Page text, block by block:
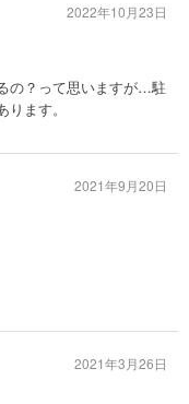
の？って思いますが…駐
ます。
2022年10月23日
2021年9月20日
2021年3月26日